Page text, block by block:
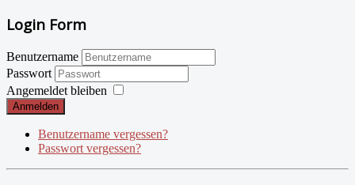
Login Form
Benutzername
Passwort
Angemeldet bleiben
Anmelden
Benutzername vergessen?
Passwort vergessen?